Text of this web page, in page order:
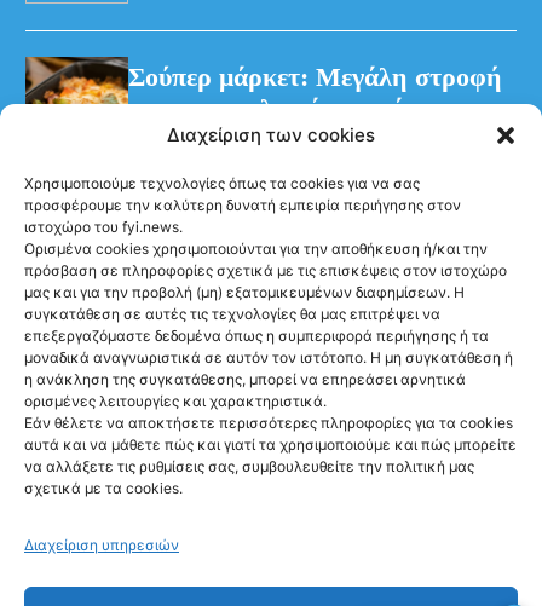
Διαχείριση των cookies
Χρησιμοποιούμε τεχνολογίες όπως τα cookies για να σας
προσφέρουμε την καλύτερη δυνατή εμπειρία περιήγησης στον
ιστοχώρο του fyi.news.
Ορισμένα cookies χρησιμοποιούνται για την αποθήκευση ή/και την
πρόσβαση σε πληροφορίες σχετικά με τις επισκέψεις στον ιστοχώρο
μας και για την προβολή (μη) εξατομικευμένων διαφημίσεων. Η
συγκατάθεση σε αυτές τις τεχνολογίες θα μας επιτρέψει να
επεξεργαζόμαστε δεδομένα όπως η συμπεριφορά περιήγησης ή τα
μοναδικά αναγνωριστικά σε αυτόν τον ιστότοπο. Η μη συγκατάθεση ή
η ανάκληση της συγκατάθεσης, μπορεί να επηρεάσει αρνητικά
ορισμένες λειτουργίες και χαρακτηριστικά.
Εάν θέλετε να αποκτήσετε περισσότερες πληροφορίες για τα cookies
αυτά και να μάθετε πώς και γιατί τα χρησιμοποιούμε και πώς μπορείτε
να αλλάξετε τις ρυθμίσεις σας, συμβουλευθείτε την πολιτική μας
σχετικά με τα cookies.
Διαχείριση υπηρεσιών
Σούπερ μάρκετ: Μεγάλη στροφή
των καταναλωτών στα έτοιμα
γεύματα
Ακολούθησέ μας
Newsletter